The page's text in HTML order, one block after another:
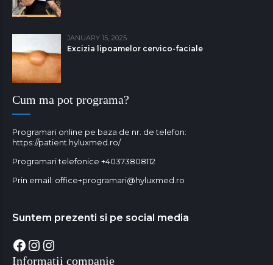
JANUARY 15, 2025
Excizia lipoamelor cervico-faciale
Cum ma pot programa?
Programari online pe baza de nr. de telefon:
https://patient.hyluxmed.ro/
Programari telefonice +40373808112
Prin email: office+programari@hyluxmed.ro
Suntem prezenti si pe social media
Facebook
Instagram
Instagram
Informatii companie